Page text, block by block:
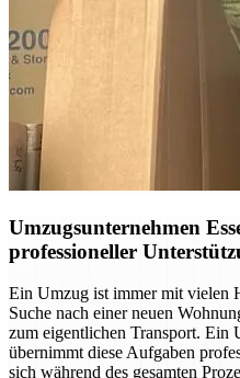
Umzugsunternehmen
professioneller
Ein Umzug ist immer mit vielen
Suche nach einer neuen
zum eigentlichen Transport. Ein
übernimmt diese Aufgaben
sich während des gesamten